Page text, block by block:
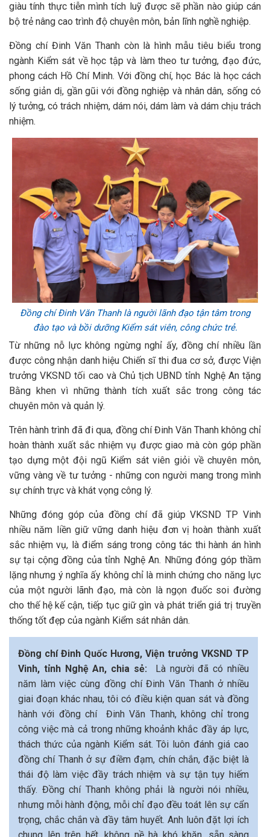
giàu tính thực tiễn mình tích luỹ được sẽ phần nào giúp cán
bộ trẻ nâng cao trình độ chuyên môn, bản lĩnh nghề nghiệp.
Đồng chí Đinh Văn Thanh còn là hình mẫu tiêu biểu trong
ngành Kiểm sát về học tập và làm theo tư tưởng, đạo đức,
phong cách Hồ Chí Minh. Với đồng chí, học Bác là học cách
sống giản dị, gần gũi với đồng nghiệp và nhân dân, sống có
lý tưởng, có trách nhiệm, dám nói, dám làm và dám chịu trách
nhiệm.
Đồng chí Đinh Văn Thanh là người lãnh đạo tận tâm trong
đào tạo và bồi dưỡng Kiểm sát viên, công chức trẻ.
Từ những nỗ lực không ngừng nghỉ ấy, đồng chí nhiều lần
được công nhận danh hiệu Chiến sĩ thi đua cơ sở, được Viện
trưởng VKSND tối cao và Chủ tịch UBND tỉnh Nghệ An tặng
Bằng khen vì những thành tích xuất sắc trong công tác
chuyên môn và quản lý.
Trên hành trình đã đi qua, đồng chí Đinh Văn Thanh không chỉ
hoàn thành xuất sắc nhiệm vụ được giao mà còn góp phần
tạo dựng một đội ngũ Kiểm sát viên giỏi về chuyên môn,
vững vàng về tư tưởng - những con người mang trong mình
sự chính trực và khát vọng công lý.
Những đóng góp của đồng chí đã giúp VKSND TP Vinh
nhiều năm liền giữ vững danh hiệu đơn vị hoàn thành xuất
sắc nhiệm vụ, là điểm sáng trong công tác thi hành án hình
sự tại cộng đồng của tỉnh Nghệ An. Những đóng góp thầm
lặng nhưng ý nghĩa ấy không chỉ là minh chứng cho năng lực
của một người lãnh đạo, mà còn là ngọn đuốc soi đường
cho thế hệ kế cận, tiếp tục giữ gìn và phát triển giá trị truyền
thống tốt đẹp của ngành Kiểm sát nhân dân.
Đồng chí Đinh Quốc Hương, Viện trưởng VKSND TP
Vinh, tỉnh Nghệ An, chia sẻ: Là người đã có nhiều
năm làm việc cùng đồng chí Đinh Văn Thanh ở nhiều
giai đoạn khác nhau, tôi có điều kiện quan sát và đồng
hành với đồng chí Đinh Văn Thanh, không chỉ trong
công việc mà cả trong những khoảnh khắc đầy áp lực,
thách thức của ngành Kiểm sát. Tôi luôn đánh giá cao
đồng chí Thanh ở sự điềm đạm, chín chắn, đặc biệt là
thái độ làm việc đầy trách nhiệm và sự tận tụy hiếm
thấy. Đồng chí Thanh không phải là người nói nhiều,
nhưng mỗi hành động, mỗi chỉ đạo đều toát lên sự cẩn
trọng, chắc chắn và đầy tâm huyết. Anh luôn đặt lợi ích